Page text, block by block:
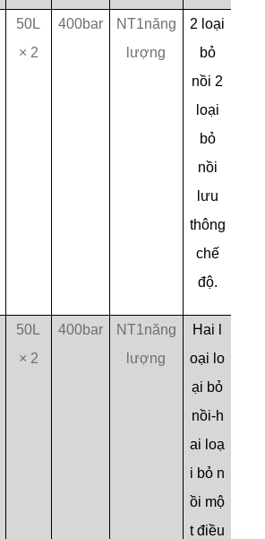
50L
× 2
400bar
NT1năng
lượng
2 loại
bỏ
nồi 2
loại
bỏ
nồi
lưu
thông
chế
độ.
50L
× 2
400bar
NT1năng
lượng
Hai l
oại lo
ại bỏ
nồi-h
ai loạ
i bỏ n
ồi mộ
t điều